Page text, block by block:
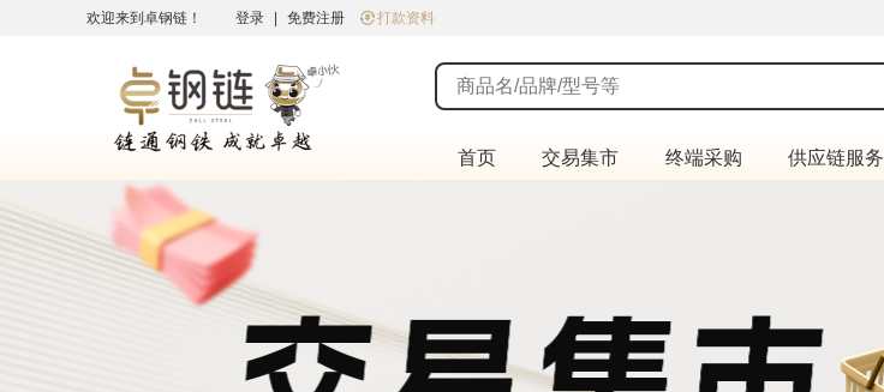
欢迎来到卓钢链！ 登录 免费注册 打款资料
首页 交易集市 终端采购 供应链服务